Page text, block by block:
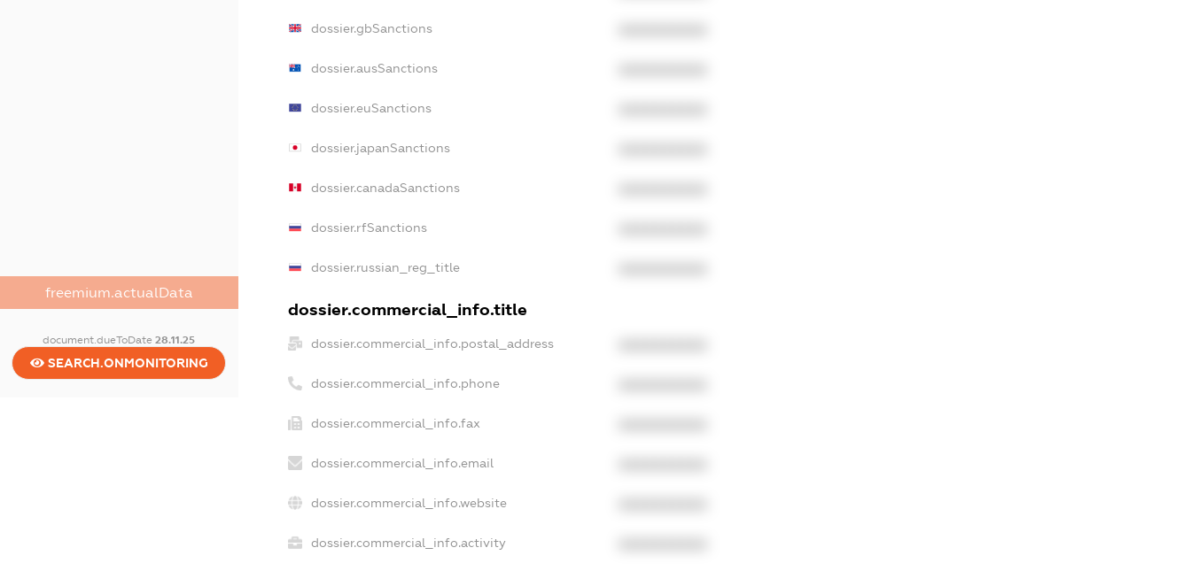
freemium.actualData
document.dueToDate28.11.25
SEARCH.ONMONITORING
dossier.gbSanctions
dossier.ausSanctions
dossier.euSanctions
dossier.japanSanctions
dossier.canadaSanctions
dossier.rfSanctions
dossier.russian_reg_title
dossier.commercial_info.title
dossier.commercial_info.postal_address
dossier.commercial_info.phone
dossier.commercial_info.fax
dossier.commercial_info.email
dossier.commercial_info.website
dossier.commercial_info.activity